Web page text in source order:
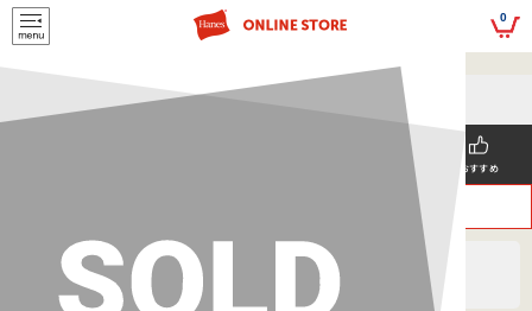
script> 0
5,500円(税込)以上
のご購入で送料を弊社負担で
お届けいたします
メールマガジンの登録で
おすすめ
ヘインズ > MEN'S > ボトムス